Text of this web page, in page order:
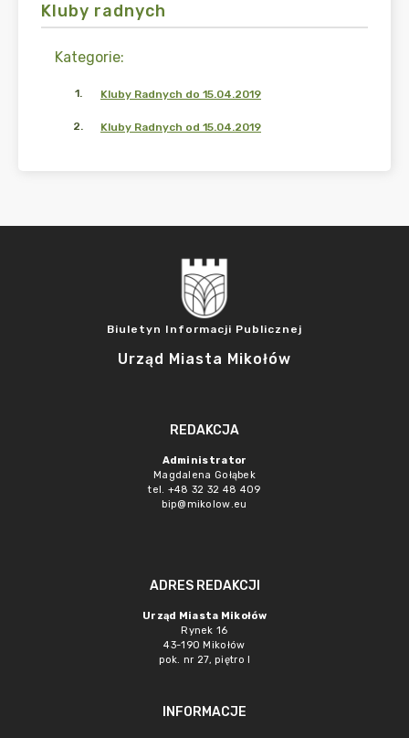
Kluby radnych
Kategorie:
1. Kluby Radnych do 15.04.2019
2. Kluby Radnych od 15.04.2019
Biuletyn Informacji Publicznej
Urząd Miasta Mikołów
REDAKCJA
Administrator
Magdalena Gołąbek
tel. +48 32 32 48 409
bip@mikolow.eu
ADRES REDAKCJI
Urząd Miasta Mikołów
Rynek 16
43-190 Mikołów
pok. nr 27, piętro I
INFORMACJE